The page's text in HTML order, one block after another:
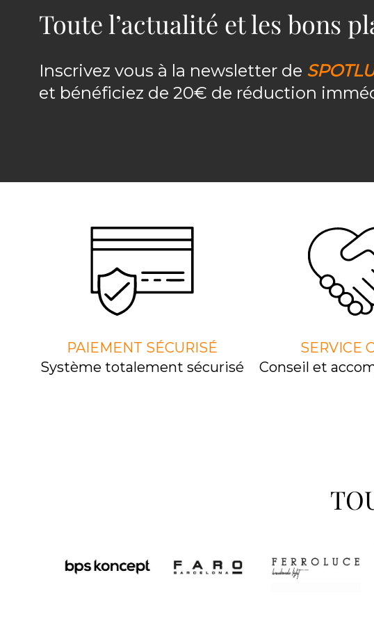
Toute l’actualité et les bons
Inscrivez vous à la newsletter de
et bénéficiez de 20€ de réduction
PAIEMENT SÉCURISÉ
Système totalement sécurisé
SERVICE
Conseil et